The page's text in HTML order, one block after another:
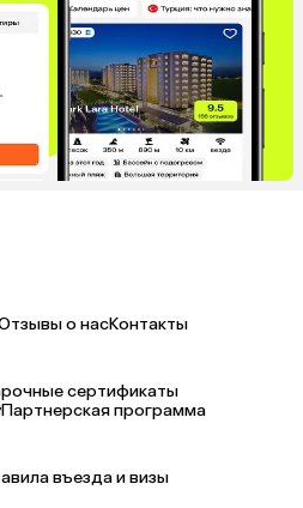
о насКонтакты
сертификаты
Партнерская программа
въезда и визы